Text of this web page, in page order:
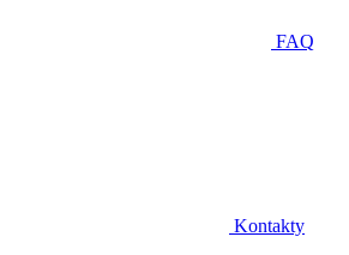
FAQ
Kontakty